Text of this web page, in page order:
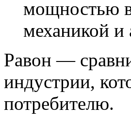
мощностью
механикой и
Равон —
индустрии,
потребителю.